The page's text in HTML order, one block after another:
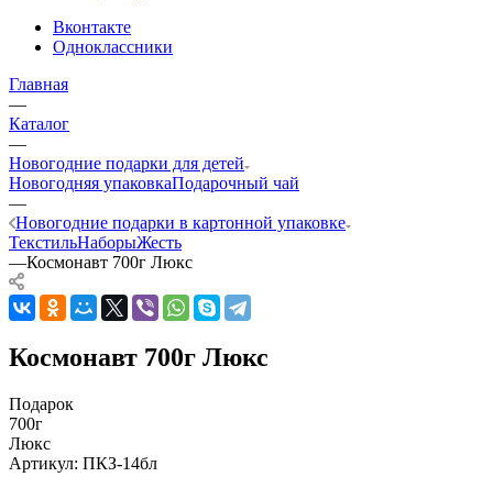
Вконтакте
Одноклассники
Главная
—
Каталог
—
Новогодние подарки для детей
Новогодняя упаковкаПодарочный чай
—
Новогодние подарки в картонной упаковке
ТекстильНаборыЖесть
—Космонавт 700г Люкс
Космонавт 700г Люкс
Подарок
700г
Люкс
Артикул: ПКЗ-14бл